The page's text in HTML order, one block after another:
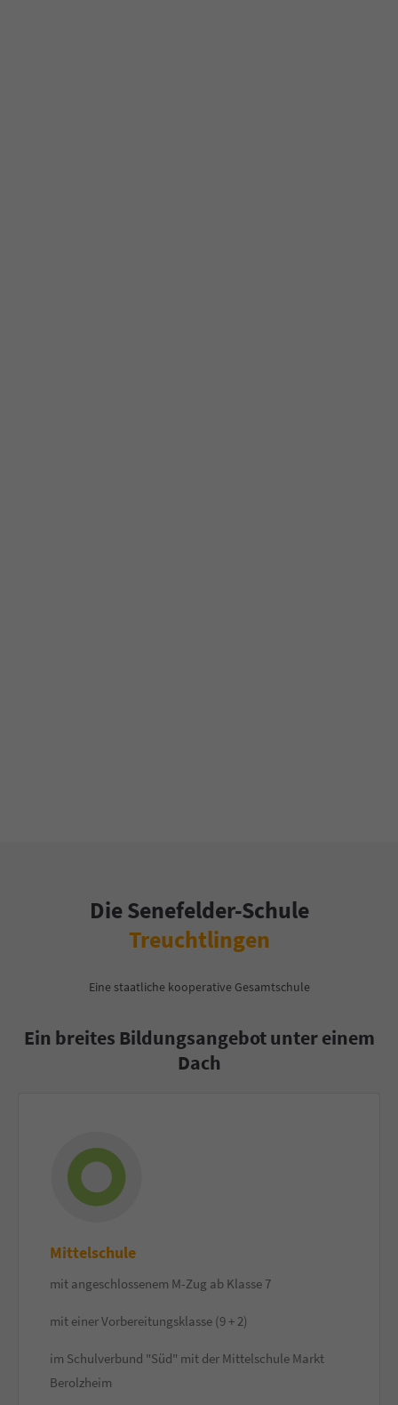
Die Senefelder-Schule
Treuchtlingen
Eine staatliche kooperative Gesamtschule
Ein breites Bildungsangebot unter einem
Dach
Mittelschule
mit angeschlossenem M-Zug ab Klasse 7
mit einer Vorbereitungsklasse (9 + 2)
im Schulverbund "Süd" mit der Mittelschule Markt
Berolzheim